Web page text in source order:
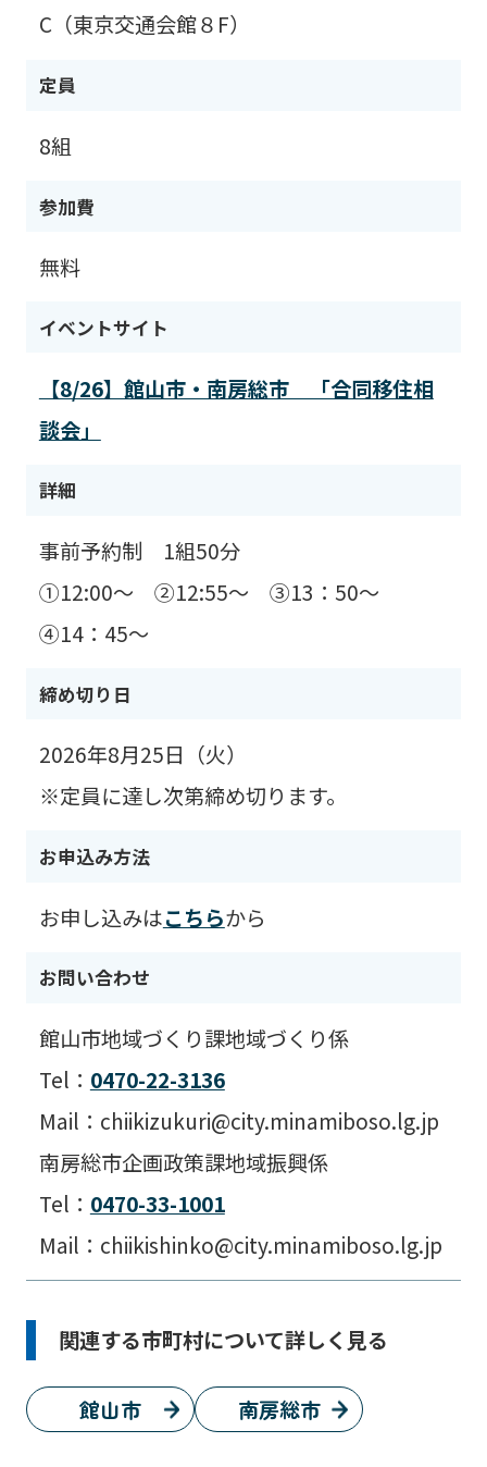
C（東京交通会館８F）
定員
8組
参加費
無料
イベントサイト
【8/26】館山市・南房総市 「合同移住相
談会」
詳細
事前予約制 1組50分
①12:00～ ②12:55～ ③13：50～
④14：45～
締め切り日
2026年8月25日（火）
※定員に達し次第締め切ります。
お申込み方法
お申し込みはこちらから
お問い合わせ
館山市地域づくり課地域づくり係
Tel： 0470-22-3136
Mail：chiikizukuri@city.minamiboso.lg.jp
南房総市企画政策課地域振興係
Tel： 0470-33-1001
Mail：chiikishinko@city.minamiboso.lg.jp
関連する市町村について詳しく見る
館山市 南房総市